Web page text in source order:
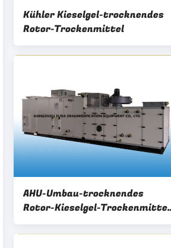
Kühler Kieselgel-trocknendes
Rotor-Trockenmittel
AHU-Umbau-trocknendes
Rotor-Kieselgel-Trockenmittel
für ≤ 20% Pharmaindustrie
relativer Feuchtigkeit